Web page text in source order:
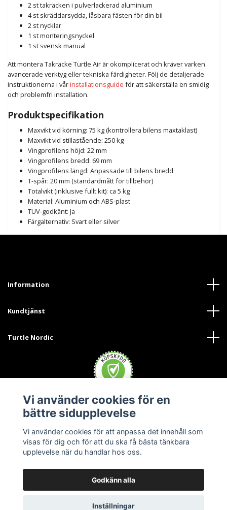
2 st takräcken i pulverlackerad aluminium
4 st skräddarsydda, låsbara fästen för din bil
2 st nycklar
1 st monteringsnyckel
1 st svensk manual
Att montera Takräcke Turtle Air är okomplicerat och kräver varken
avancerade verktyg eller tekniska färdigheter. Följ de detaljerade
instruktionerna i vårinstallationsguide för att säkerställa en smidig
och problemfri installation.
Produktspecifikation
Maxvikt vid körning: 75 kg (kontrollera bilens maxtaklast)
Maxvikt vid stillastående: 250 kg
Vingprofilens höjd: 22 mm
Vingprofilens bredd: 69 mm
Vingprofilens längd: Anpassade till bilens bredd
T-spår: 20 mm (standardmått för tillbehör)
Totalvikt (inklusive fullt kit): ca 5 kg
Material: Aluminium och ABS-plast
TÜV-godkänt: Ja
Färgalternativ: Svart eller silver
Information
Kundtjänst
Turtle Nordic
© 2026 Turtle Nordic - Sverige
Vi använder cookies för en
bättre sidupplevelse
Vi använder cookies för att anpassa det innehåll som
visas för dig och för att du ska få bästa tänkbara
upplevelse när du handlar hos oss.
Godkänn alla
Inställningar